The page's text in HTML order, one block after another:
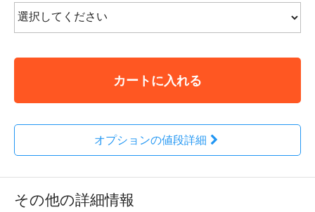
カートに入れる
オプションの値段詳細
その他の詳細情報